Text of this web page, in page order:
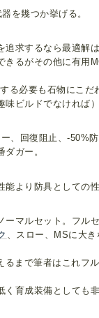
を幾つか挙げる。
追求するなら最適解
きるがその他に有用
る必要も石物にこだ
ビルドでなければ）
、回復阻止、-50%
ガー。
能より防具としての
ーマルセット。フル
、スロー、MSに大
るまで筆者はこれフ
く育成装備としても